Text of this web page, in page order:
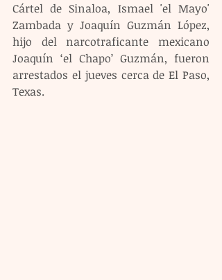
Cártel de Sinaloa, Ismael 'el Mayo'
Zambada y Joaquín Guzmán López,
hijo del narcotraficante mexicano
Joaquín ‘el Chapo’ Guzmán, fueron
arrestados el jueves cerca de El Paso,
Texas.